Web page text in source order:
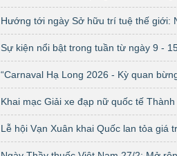
Hướng tới ngày Sở hữu trí tuệ thế giới:
Sự kiện nổi bật trong tuần từ ngày 9 -
“Carnaval Hạ Long 2026 - Kỳ quan
Khai mạc Giải xe đạp nữ quốc tế
Lễ hội Vạn Xuân khai Quốc lan tỏa giá